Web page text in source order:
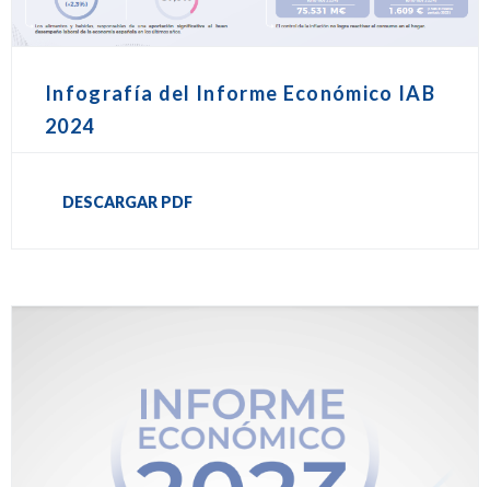
Infografía del Informe Económico IAB
2024
DESCARGAR PDF